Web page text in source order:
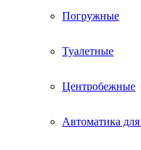
Погружные
Туалетные
Центробежные
Автоматика для